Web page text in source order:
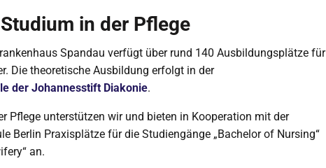
in der Pflege
Spandau verfügt über rund 140 Ausbildungsplätze für
Die theoretische Ausbildung erfolgt in der
der Johannesstift Diakonie.
Pflege unterstützen wir und bieten in Kooperation mit der
Berlin Praxisplätze für die Studiengänge „Bachelor of Nursing“
an.